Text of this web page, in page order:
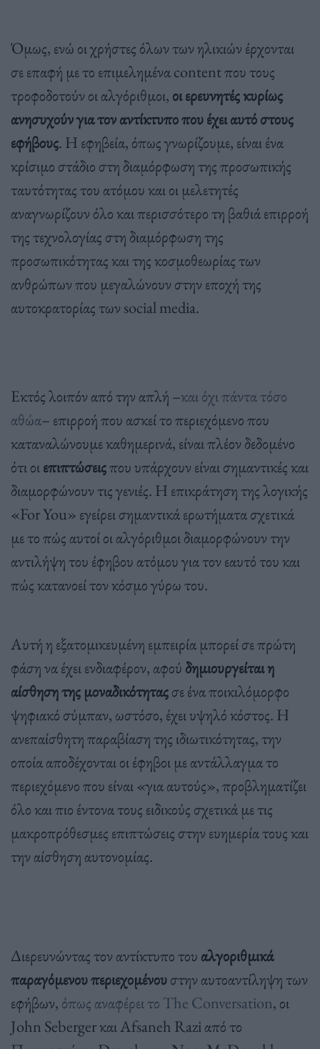
Όμως, ενώ οι χρήστες όλων των ηλικιών έρχονται
σε επαφή με το επιμελημένα content που τους
τροφοδοτούν οι αλγόριθμοι, οι ερευνητές κυρίως
ανησυχούν για τον αντίκτυπο που έχει αυτό στους
εφήβους. Η εφηβεία, όπως γνωρίζουμε, είναι ένα
κρίσιμο στάδιο στη διαμόρφωση της προσωπικής
ταυτότητας του ατόμου και οι μελετητές
αναγνωρίζουν όλο και περισσότερο τη βαθιά επιρροή
της τεχνολογίας στη διαμόρφωση της
προσωπικότητας και της κοσμοθεωρίας των
ανθρώπων που μεγαλώνουν στην εποχή της
αυτοκρατορίας των social media.
Εκτός λοιπόν από την απλή –και όχι πάντα τόσο
αθώα– επιρροή που ασκεί το περιεχόμενο που
καταναλώνουμε καθημερινά, είναι πλέον δεδομένο
ότι οιεπιπτώσειςπου υπάρχουν είναι σημαντικές και
διαμορφώνουν τις γενιές. Η επικράτηση της λογικής
«For You» εγείρει σημαντικά ερωτήματα σχετικά
με το πώς αυτοί οι αλγόριθμοι διαμορφώνουν την
αντιλήψη του έφηβου ατόμου για τον εαυτό του και
πώς κατανοεί τον κόσμο γύρω του.
Αυτή η εξατομικευμένη εμπειρία μπορεί σε πρώτη
φάση να έχει ενδιαφέρον, αφού δημιουργείται η
αίσθηση της μοναδικότηταςσε ένα ποικιλόμορφο
ψηφιακό σύμπαν, ωστόσο, έχει υψηλό κόστος. Η
ανεπαίσθητη παραβίαση της ιδιωτικότητας, την
οποία αποδέχονται οι έφηβοι με αντάλλαγμα το
περιεχόμενο που είναι «για αυτούς», προβληματίζει
όλο και πιο έντονα τους ειδικούς σχετικά με τις
μακροπρόθεσμες επιπτώσεις στην ευημερία τους και
την αίσθηση αυτονομίας.
Διερευνώντας τον αντίκτυπο του αλγοριθμικά
παραγόμενου περιεχομένουστην αυτοαντίληψη των
εφήβων, όπως αναφέρει το The Conversation, οι
John Seberger και Afsaneh Razi από το